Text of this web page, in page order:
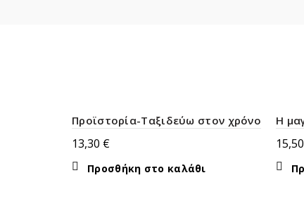
Προϊστορία-Ταξιδεύω στον χρόνο
13,30 €
Προσθήκη στο καλάθι
Η
15,50